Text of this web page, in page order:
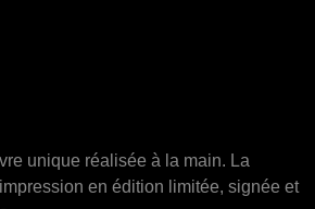
unique réalisée à la main. La
en édition limitée, signée et